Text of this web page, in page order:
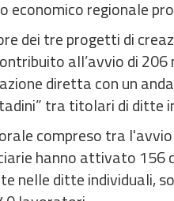
economico regionale
dei tre progetti di
all’avvio di
diretta con un
tra titolari di ditte
compreso tra
hanno attivato
nelle ditte individuali,